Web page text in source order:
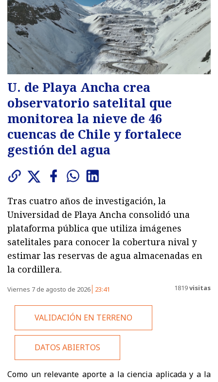
U. de Playa Ancha crea
observatorio satelital que
monitorea la nieve de 46
cuencas de Chile y fortalece
gestión del agua
Tras cuatro años de investigación, la
Universidad de Playa Ancha consolidó una
plataforma pública que utiliza imágenes
satelitales para conocer la cobertura nival y
estimar las reservas de agua almacenadas en
la cordillera.
Viernes 7 de agosto de 2026 23:41 1819visitas
VALIDACIÓN EN TERRENO
DATOS ABIERTOS
Como un relevante aporte a la ciencia aplicada y a la